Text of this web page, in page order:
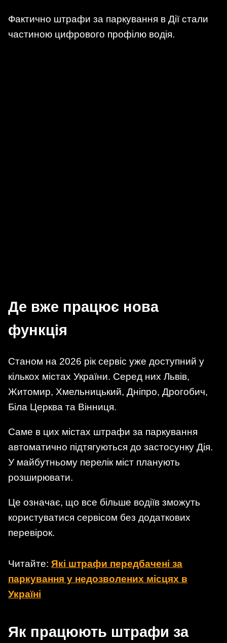
Фактично штрафи за паркування в Дії стали
частиною цифрового профілю водія.
Де вже працює нова
функція
Станом на 2026 рік сервіс уже доступний у
кількох містах України. Серед них Львів,
Житомир, Хмельницький, Дніпро, Дрогобич,
Біла Церква та Вінниця.
Саме в цих містах штрафи за паркування
автоматично підтягуються до застосунку Дія.
У майбутньому перелік міст планують
розширювати.
Це означає, що все більше водіїв зможуть
користуватися сервісом без додаткових
перевірок.
Читайте: Які штрафи передбачені за
паркування у недозволених місцях в
Україні
Як працюють штрафи за